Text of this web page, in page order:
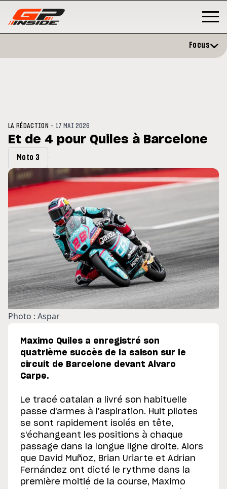
: Horaires et
du GP de Grande-
Zarco évite l'opération et vise
retour en septembre
Focus
LA RÉDACTION - 17 MAI 2026
Et de 4 pour Quiles à Barcelone
Moto 3
Photo : Aspar
Maximo Quiles a enregistré son
quatrième succès de la saison sur le
circuit de Barcelone devant Alvaro
Carpe.
Le tracé catalan a livré son habituelle
passe d'armes à l'aspiration. Huit pilotes
se sont rapidement isolés en tête,
s'échangeant les positions à chaque
passage dans la longue ligne droite. Alors
que David Muñoz, Brian Uriarte et Adrian
Fernández ont dicté le rythme dans la
première moitié de la course, Maximo